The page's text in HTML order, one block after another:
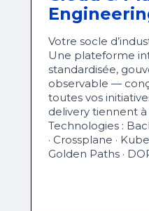
Votre socle
Une plateforme
standardisée,
observable —
toutes vos
delivery tiennent à
Technologies :
· Crossplane ·
Golden Paths ·